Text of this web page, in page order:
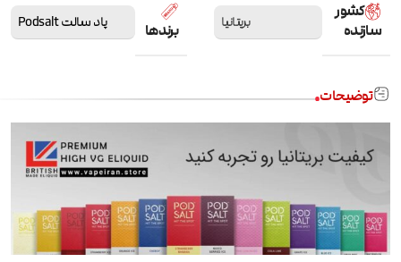
کشور
سازنده
بریتانیا برندها پاد سالت Podsalt
توضیحات